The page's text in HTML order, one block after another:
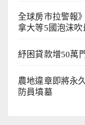
全球房市拉警報
拿大等5國泡沫吹
紓困貸款增50萬
農地違章即將永
防員墳墓